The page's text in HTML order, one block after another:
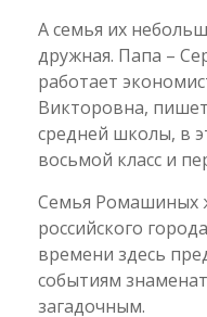
А семья их
дружная. Папа –
работает
Викторовна,
средней школы, в
восьмой класс и
Семья Ромашиных
российского
времени здесь
событиям
загадочным.